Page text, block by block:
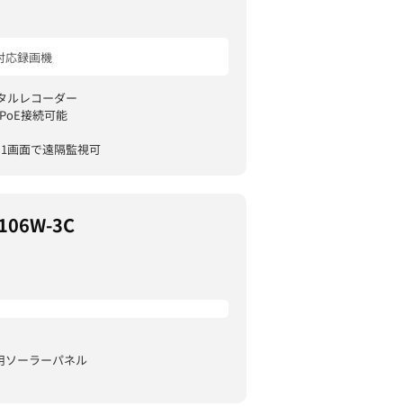
応録画機
ルレコーダー
接続可能
画面で遠隔監視可
3C
ソーラーパネル